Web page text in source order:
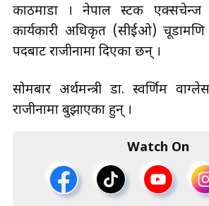
काठमाडौँ । नेपाल स्टक
कार्यकारी अधिकृत (सीईओ)
पदबाट राजीनामा दिएका छन् ।
सोमबार अर्थमन्त्री डा‍‍. स्वर्णिम
राजीनामा बुझाएका हुन् ।
Watch On